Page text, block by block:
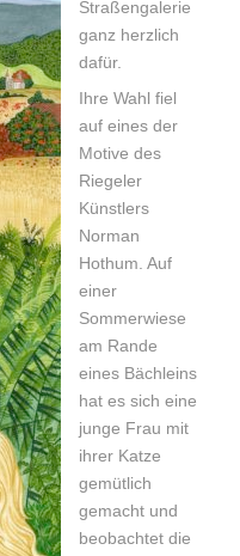
Straßengalerie
ganz herzlich
dafür.
Ihre Wahl fiel
auf eines der
Motive des
Riegeler
Künstlers
Norman
Hothum. Auf
einer
Sommerwiese
am Rande
eines Bächleins
hat es sich eine
junge Frau mit
ihrer Katze
gemütlich
gemacht und
beobachtet die